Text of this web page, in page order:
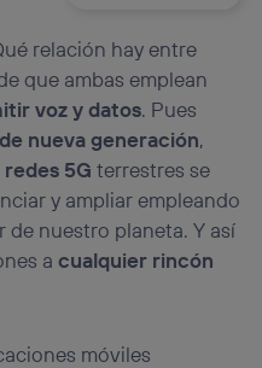
relación hay entre
que ambas emplean
voz y datos. Pues
nueva generación,
redes 5G terrestres se
y ampliar empleando
nuestro planeta. Y así
acualquier rincón
móviles